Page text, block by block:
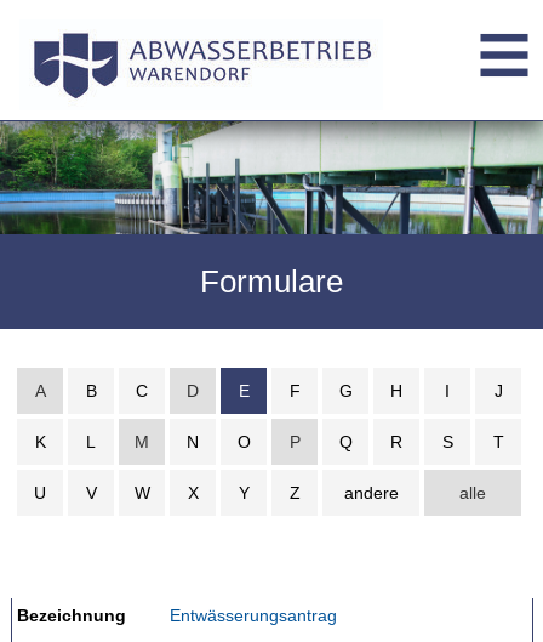
Formulare
alle
A B C D E F G H I J
K L M N O P Q R S T
U V W X Y Z andere
Bezeichnung Entwässerungsantrag